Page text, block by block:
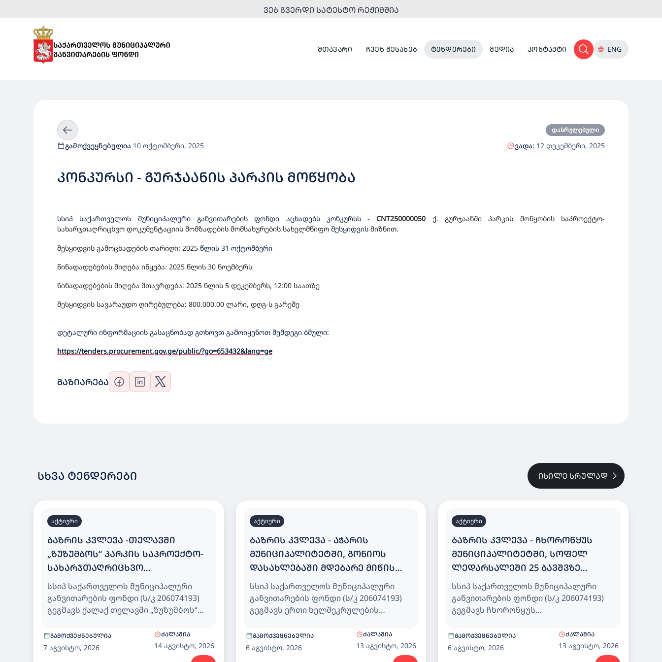
ᲕᲔᲑ ᲒᲕᲔᲠᲓᲘ ᲡᲐᲢᲔᲡᲢᲝ ᲠᲔᲟᲘᲛᲨᲘᲐ
ᲛᲗᲐᲕᲐᲠᲘ ᲩᲕᲔᲜ ᲨᲔᲡᲐᲮᲔᲑ ᲢᲔᲜᲓᲔᲠᲔᲑᲘ ᲛᲔᲓᲘᲐ ᲙᲝᲜᲢᲐᲥᲢᲘ ENG
დასრულებული
გამოქვეყნებულია 10 ოქტომბერი, 2025 ვადა: 12 დეკემბერი, 2025
ᲙᲝᲜᲙᲣᲠᲡᲘ - ᲒᲣᲠᲯᲐᲐᲜᲘᲡ ᲞᲐᲠᲙᲘᲡ ᲛᲝᲬᲧᲝᲑᲐ
სსიპ საქართველოს მუნიციპალური განვითარების ფონდი აცხადებს კონკურსს-CNT250000050 ქ.გურჯაანში
პარკის მოწყობის საპროექტო-
სახარჯთაღრიცხვო დოკუმენტაციის მომზადების მომსახურების სახელმწიფო შესყიდვის მიზნით.
შესყიდვის გამოცხადების თარიღი: 2025 წლის 31 ოქტომბერი
წინადადებების მიღება იწყება: 2025 წლის 30 ნოემბერს
წინადადებების მიღება მთავრდება: 2025 წლის 5 დეკემბერს, 12:00 საათზე
შესყიდვის სავარაუდო ღირებულება: 800,000.00 ლარი, დღგ-ს გარეშე
დეტალური ინფორმაციის გასაცნობად გთხოვთ გამოიყენოთ შემდეგი ბმული:
https://tenders.procurement.gov.ge/public/?go=653432&lang=ge
ᲒᲐᲖᲘᲐᲠᲔᲑᲐ
ᲡᲮᲕᲐ ᲢᲔᲜᲓᲔᲠᲔᲑᲘ ᲘᲮᲘᲚᲔ ᲡᲠᲣᲚᲐᲓ
აქტიური
ᲑᲐᲖᲠᲘᲡ ᲙᲕᲚᲔᲕᲐ -ᲗᲔᲚᲐᲕᲨᲘ
„ᲖᲣᲖᲣᲛᲑᲝᲡ“ ᲞᲐᲠᲙᲘᲡ ᲡᲐᲞᲠᲝᲔᲥᲢᲝ-
ᲡᲐᲮᲐᲠᲯᲗᲐᲦᲠᲘᲪᲮᲕᲝ
ᲓᲝᲙᲣᲛᲔᲜᲢᲐᲪᲘᲘᲡ ᲛᲝᲛᲖᲐᲓᲔᲑᲘᲡ
ᲛᲝᲛᲡᲐᲮᲣᲠᲔᲑᲘᲡ ᲡᲐᲮᲔᲚᲛᲬᲘᲤᲝ
ᲨᲔᲡᲧᲘᲓᲕᲐ
სსიპ საქართველოს მუნიციპალური
განვითარების ფონდი (ს/კ 206074193)
გეგმავს ქალაქ თელავში „ზუზუმბოს“
დოკუმენტაციის მომზადების
მომსახურების (CPV71200000)
ᲒᲐᲛᲝᲥᲕᲔᲧᲜᲔᲑᲣᲚᲘᲐ
7 აგვისტო, 2026
ᲫᲐᲚᲐᲨᲘᲐ
14 აგვისტო, 2026
აქტიური
ᲑᲐᲖᲠᲘᲡ ᲙᲕᲚᲔᲕᲐ - ᲐᲭᲐᲠᲘᲡ
ᲛᲣᲜᲘᲪᲘᲞᲐᲚᲘᲢᲔᲢᲨᲘ, ᲒᲝᲜᲘᲝᲡ
ᲓᲐᲡᲐᲮᲚᲔᲑᲐᲨᲘ ᲛᲓᲔᲑᲐᲠᲔ ᲛᲘᲬᲘᲡ
ᲜᲐᲙᲕᲔᲗᲖᲔ 200 ᲑᲐᲕᲨᲕᲖᲔ
ᲒᲐᲗᲕᲚᲘᲚᲘ ᲡᲐᲑᲐᲕᲨᲕᲝ ᲑᲐᲦᲘ
სსიპ საქართველოს მუნიციპალური
განვითარების ფონდი (ს/კ 206074193)
გეგმავს ერთი ხელშეკრულების
აჭარის მუნიციპალიტეტში, გონიოს
დასახლებაში მდებარე მიწის ნაკვეთზე
ᲒᲐᲛᲝᲥᲕᲔᲧᲜᲔᲑᲣᲚᲘᲐ
6 აგვისტო, 2026
ᲫᲐᲚᲐᲨᲘᲐ
13 აგვისტო, 2026
აქტიური
ᲑᲐᲖᲠᲘᲡ ᲙᲕᲚᲔᲕᲐ - ᲩᲮᲝᲠᲝᲬᲧᲣᲡ
ᲛᲣᲜᲘᲪᲘᲞᲐᲚᲘᲢᲔᲢᲨᲘ, ᲡᲝᲤᲔᲚ
ᲚᲔᲓᲐᲠᲡᲐᲚᲔᲨᲘ 25 ᲑᲐᲕᲨᲕᲖᲔ
ᲒᲐᲗᲕᲚᲘᲚᲘ ᲡᲐᲑᲐᲕᲨᲕᲝ ᲑᲐᲦᲘ
სსიპ საქართველოს მუნიციპალური
განვითარების ფონდი (ს/კ 206074193)
გეგმავს ჩხოროწყუს
ლედარსალეში 25 ბავშვზე გათვლილი
საბავშვო ბაღისთვის, დეტალური
ᲒᲐᲛᲝᲥᲕᲔᲧᲜᲔᲑᲣᲚᲘᲐ
6 აგვისტო, 2026
ᲫᲐᲚᲐᲨᲘᲐ
13 აგვისტო, 2026